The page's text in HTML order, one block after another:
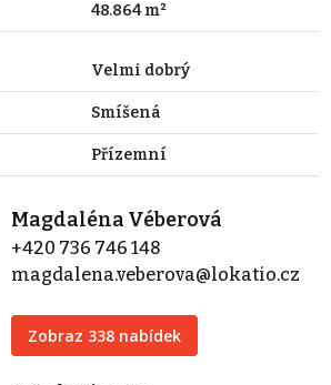
48.864 m²
Velmi dobrý
Smíšená
Přízemní
Magdaléna Véberová
+420 736 746 148
magdalena.veberova@lokatio.cz
Zobraz 338 nabídek